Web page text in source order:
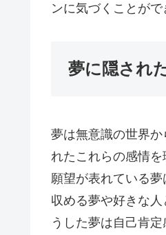
ンに気づくことが
夢に隠され
夢は無意識の世界
れたこれらの感情を
願望が表れている
収める夢や好きな
うした夢は自己肯